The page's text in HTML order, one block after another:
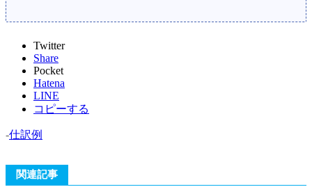
Twitter
Share
Pocket
Hatena
LINE
コピーする
-仕訳例
関連記事